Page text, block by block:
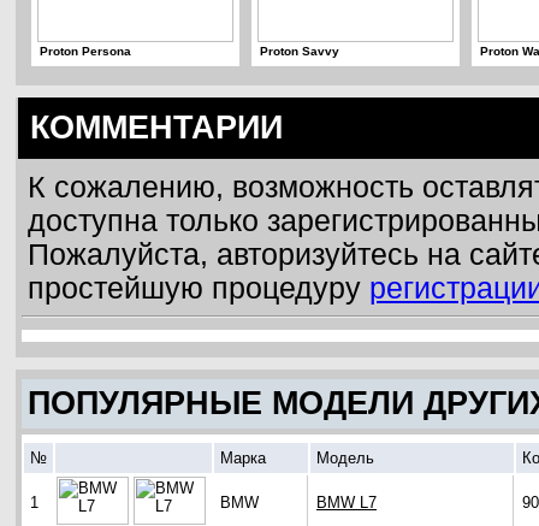
Proton Persona Proton Savvy Proton
КОММЕНТАРИИ
К сожалению, возможность
доступна только
Пожалуйста, авторизуйтесь на
простейшую процедуру
ПОПУЛЯРНЫЕ МОДЕЛИ
№ Марка Модель
1 BMW BMW L7